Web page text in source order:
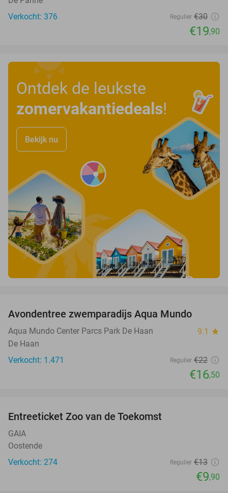
Verkocht: 376
Regulier €30
€19,90
Ontdek de leukste
zomervakantiedeals!
Bekijk nu
Avondentree zwemparadijs Aqua Mundo
Aqua Mundo Center Parcs Park De Haan 9.1 star
De Haan
Verkocht: 1.471
Regulier €22
€16,50
Entreeticket Zoo van de Toekomst
GAIA
Oostende
Verkocht: 274
Regulier €13
€9,90